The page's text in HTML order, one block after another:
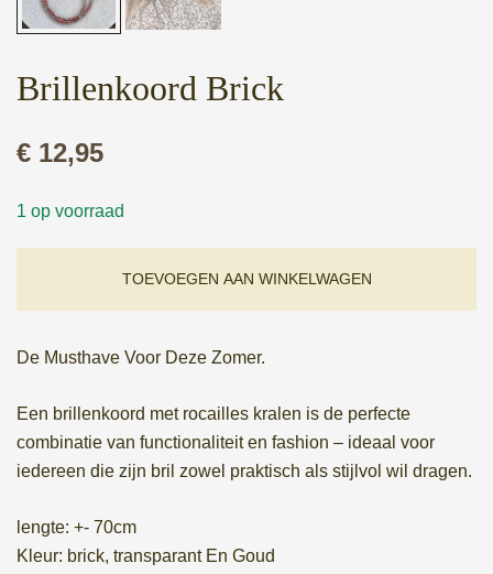
Brillenkoord Brick
€ 12,95
1 op voorraad
TOEVOEGEN AAN WINKELWAGEN
De Musthave Voor Deze Zomer.
Een brillenkoord met rocailles kralen is de perfecte
combinatie van functionaliteit en fashion – ideaal voor
iedereen die zijn bril zowel praktisch als stijlvol wil dragen.
lengte: +- 70cm
Kleur: brick, transparant En Goud